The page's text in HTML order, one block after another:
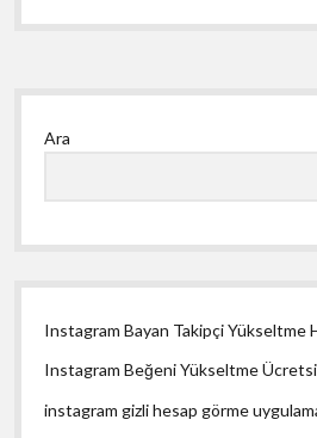
Yan
Menü
Ara
Instagram Bayan Takipçi Yükseltme
Instagram Beğeni Yükseltme
instagram gizli hesap görme